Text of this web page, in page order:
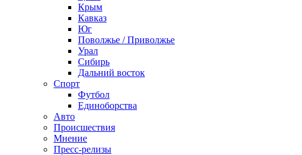
Крым
Кавказ
Юг
Поволжье / Приволжье
Урал
Сибирь
Дальний восток
Спорт
Футбол
Единоборства
Авто
Происшествия
Мнение
Пресс-релизы